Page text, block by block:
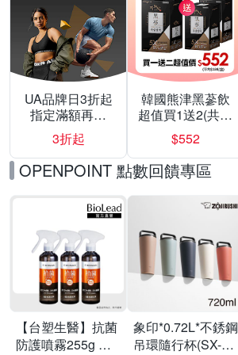
UA品牌日3折起
指定滿額再折
200
3折起
韓國熊津黑蔘飲
超值買1送2(共24
入組)
$552
OPENPOINT 點數回饋專區
【台塑生醫】抗菌
防護噴霧255g 三
象印*0.72L*不銹鋼
吊環隨行杯(SX-